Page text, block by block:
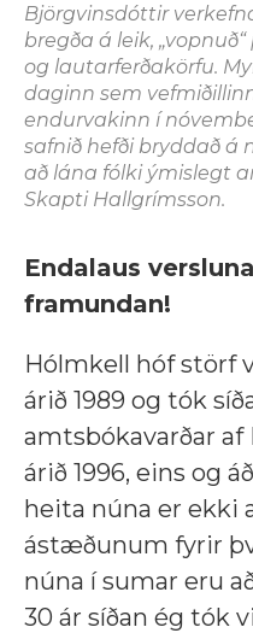
Björgvinsdóttir
bregða á leik,
og lautarferðakörfu.
daginn sem
endurvakinn í
safnið hefði bryddað á
að lána fólki ýmislegt
Skapti Hallgrímsson.
Endalaus
framundan!
Hólmkell hóf störf
árið 1989 og tók
amtsbókavarðar af
árið 1996, eins og
heita núna er ekki
ástæðunum fyrir
núna í sumar eru
30 ár síðan ég tók